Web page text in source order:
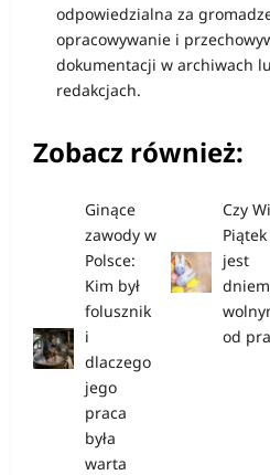
odpowiedzialna za
opracowywanie i
dokumentacji w archiwach
redakcjach.
Zobacz również:
Ginące
zawody w
Polsce:
Kim był
folusznik
i
dlaczego
jego
praca
była
warta
Czy
Piątek
jest
dniem
od